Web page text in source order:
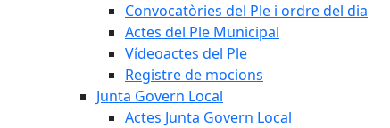
Convocatòries del Ple i ordre del dia
Actes del Ple Municipal
Vídeoactes del Ple
Registre de mocions
Junta Govern Local
Actes Junta Govern Local